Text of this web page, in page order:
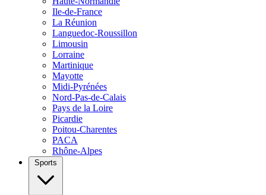
Ile-de-France
La Réunion
Languedoc-Roussillon
Limousin
Lorraine
Martinique
Mayotte
Midi-Pyrénées
Nord-Pas-de-Calais
Pays de la Loire
Picardie
Poitou-Charentes
PACA
Rhône-Alpes
Sports